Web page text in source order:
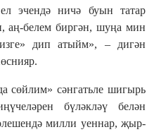
эчендә ничә буын татар
аң-белем биргән, шуңа мин
дип атыйм», – дигән
сөйлим» сәнгатьле шигырь
бүләкләү белән
милли уеннар, җыр-